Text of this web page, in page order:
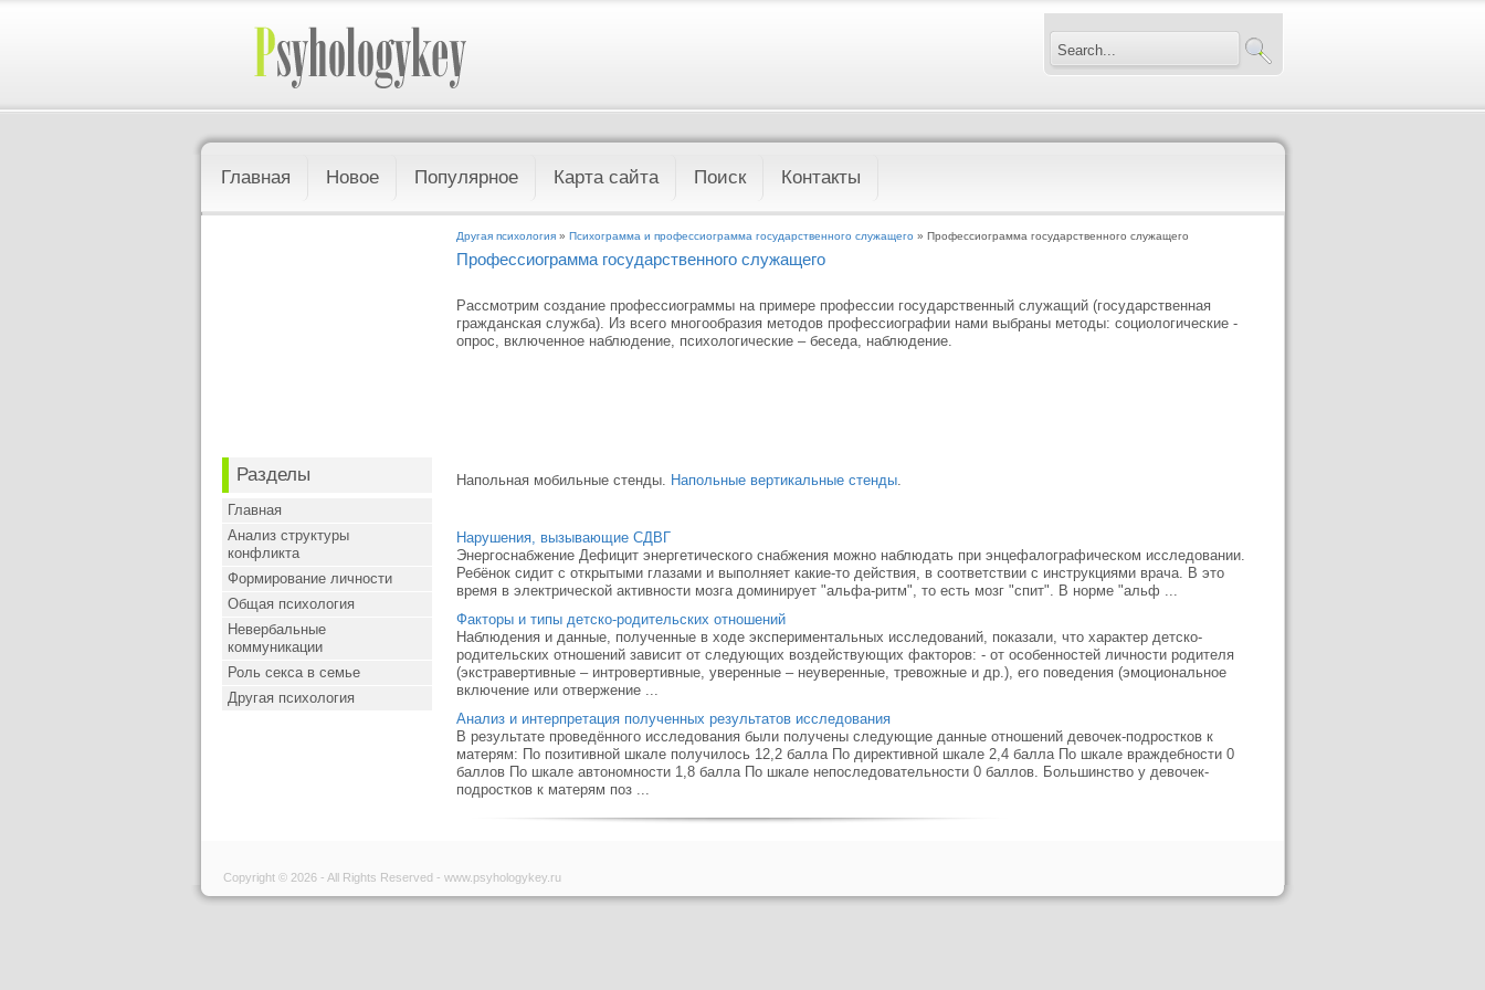
Главная Новое Популярное Карта сайта Поиск Контакты
Разделы
Главная
Анализ структуры
конфликта
Формирование личности
Общая психология
Невербальные
коммуникации
Роль секса в семье
Другая психология
Другая психология » Психограмма и профессиограмма государственного служащего » Профессиограмма государственного служащего
Профессиограмма государственного служащего
Рассмотрим создание профессиограммы на примере профессии государственный служащий (государственная
гражданская служба). Из всего многообразия методов профессиографии нами выбраны методы: социологические -
опрос, включенное наблюдение, психологические – беседа, наблюдение.
Напольная мобильные стенды. Напольные вертикальные стенды.
Нарушения, вызывающие СДВГ
Энергоснабжение Дефицит энергетического снабжения можно наблюдать при энцефалографическом исследовании.
Ребёнок сидит с открытыми глазами и выполняет какие-то действия, в соответствии с инструкциями врача. В это
время в электрической активности мозга доминирует "альфа-ритм", то есть мозг "спит". В норме "альф ...
Факторы и типы детско-родительских отношений
Наблюдения и данные, полученные в ходе экспериментальных исследований, показали, что характер детско-
родительских отношений зависит от следующих воздействующих факторов: - от особенностей личности родителя
(экстравертивные – интровертивные, уверенные – неуверенные, тревожные и др.), его поведения (эмоциональное
включение или отвержение ...
Анализ и интерпретация полученных результатов исследования
В результате проведённого исследования были получены следующие данные отношений девочек-подростков к
матерям: По позитивной шкале получилось 12,2 балла По директивной шкале 2,4 балла По шкале враждебности 0
баллов По шкале автономности 1,8 балла По шкале непоследовательности 0 баллов. Большинство у девочек-
подростков к матерям поз ...
Copyright © 2026 - All Rights Reserved - www.psyhologykey.ru